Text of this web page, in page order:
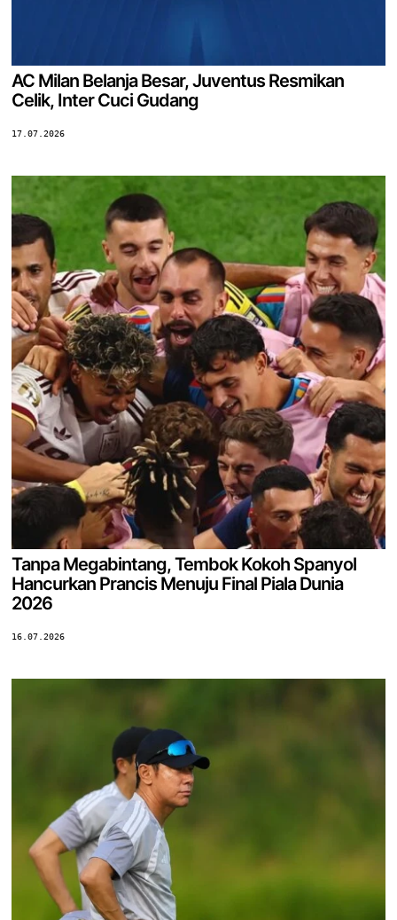
AC Milan Belanja Besar, Juventus Resmikan
Celik, Inter Cuci Gudang
17.07.2026
Tanpa Megabintang, Tembok Kokoh Spanyol
Hancurkan Prancis Menuju Final Piala Dunia
2026
16.07.2026